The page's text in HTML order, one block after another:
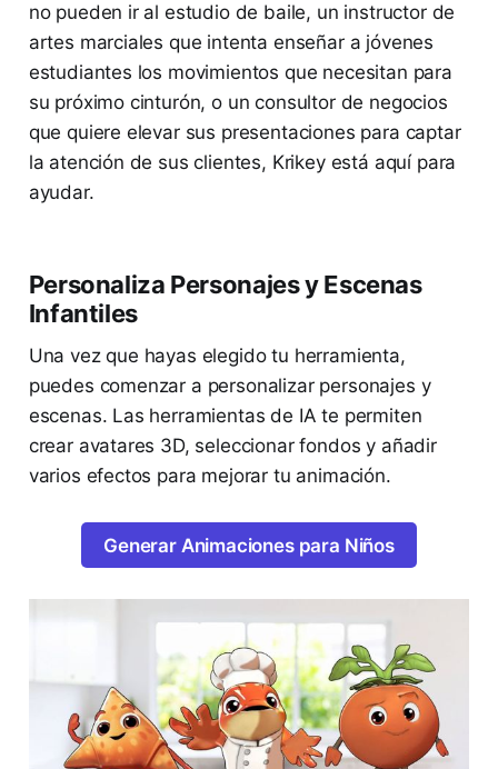
no pueden ir al estudio de baile, un instructor de
artes marciales que intenta enseñar a jóvenes
estudiantes los movimientos que necesitan para
su próximo cinturón, o un consultor de negocios
que quiere elevar sus presentaciones para captar
la atención de sus clientes, Krikey está aquí para
ayudar.
Personaliza Personajes y Escenas
Infantiles
Una vez que hayas elegido tu herramienta,
puedes comenzar a personalizar personajes y
escenas. Las herramientas de IA te permiten
crear avatares 3D, seleccionar fondos y añadir
varios efectos para mejorar tu animación.
Generar Animaciones para Niños